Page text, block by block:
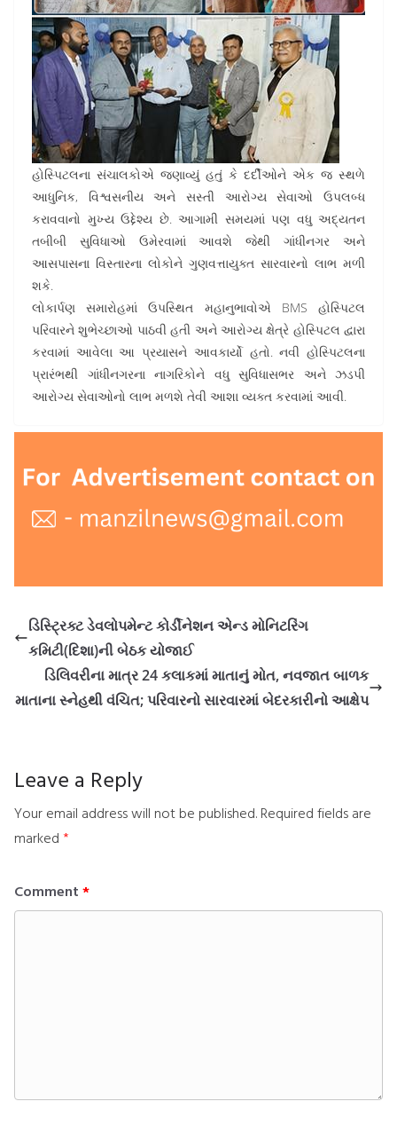
હોસ્પિટલના સંચાલકોએ જણાવ્યું હતું કે દર્દીઓને એક જ સ્થળે
આધુનિક, વિશ્વસનીય અને સસ્તી આરોગ્ય સેવાઓ ઉપલબ્ધ
કરાવવાનો મુખ્ય ઉદ્દેશ્ય છે. આગામી સમયમાં પણ વધુ અદ્યતન
તબીબી સુવિધાઓ ઉમેરવામાં આવશે જેથી ગાંધીનગર અને
આસપાસના વિસ્તારના લોકોને ગુણવત્તાયુક્ત સારવારનો લાભ મળી
શકે.
લોકાર્પણ સમારોહમાં ઉપસ્થિત મહાનુભાવોએ BMS હોસ્પિટલ
પરિવારને શુભેચ્છાઓ પાઠવી હતી અને આરોગ્ય ક્ષેત્રે હોસ્પિટલ દ્વારા
કરવામાં આવેલા આ પ્રયાસને આવકાર્યો હતો. નવી હોસ્પિટલના
પ્રારંભથી ગાંધીનગરના નાગરિકોને વધુ સુવિધાસભર અને ઝડપી
આરોગ્ય સેવાઓનો લાભ મળશે તેવી આશા વ્યક્ત કરવામાં આવી.
ડિસ્ટ્રિક્ટ ડેવલોપમેન્ટ કોર્ડીનેશન એન્ડ મોનિટરિંગ
કમિટી(દિશા)ની બેઠક યોજાઈ
ડિલિવરીના માત્ર 24 કલાકમાં માતાનું મોત, નવજાત બાળક
માતાના સ્નેહથી વંચિત; પરિવારનો સારવારમાં બેદરકારીનો આક્ષેપ
Leave a Reply
Your email address will not be published. Required fields are
marked *
Comment *